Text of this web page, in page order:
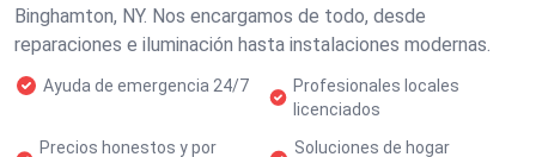
Binghamton, NY. Nos encargamos de todo, desde
reparaciones e iluminación hasta instalaciones modernas.
Ayuda de emergencia 24/7
Profesionales locales
licenciados
Precios honestos y por
Soluciones de hogar